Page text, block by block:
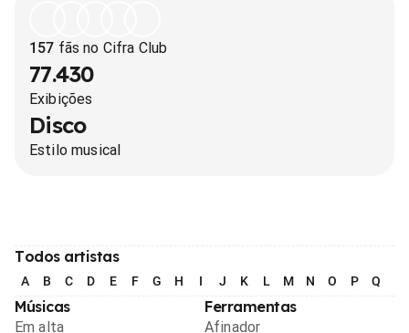
157 fãs no Cifra Club
77.430
Exibições
Disco
Estilo musical
Todos artistas
A B C D E F G H I J K L M N O P Q
Músicas
Em alta
Ferramentas
Afinador